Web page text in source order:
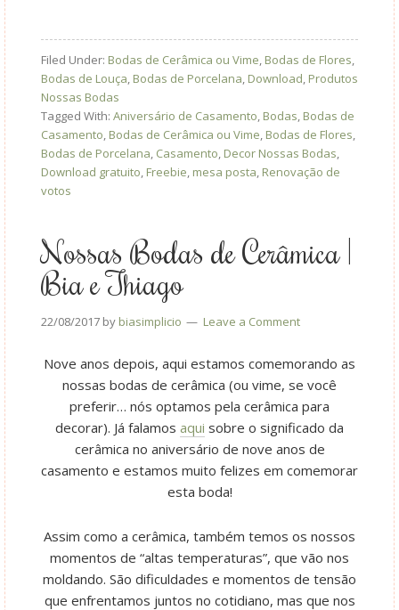
Filed Under: Bodas de Cerâmica ou Vime, Bodas de Flores,
Bodas de Louça, Bodas de Porcelana, Download, Produtos
Nossas Bodas
Tagged With: Aniversário de Casamento, Bodas, Bodas de
Casamento, Bodas de Cerâmica ou Vime, Bodas de Flores,
Bodas de Porcelana, Casamento, Decor Nossas Bodas,
Download gratuito, Freebie, mesa posta, Renovação de
votos
Nossas Bodas de Cerâmica |
Bia e Thiago
22/08/2017 by biasimplicio Leave a Comment
Nove anos depois, aqui estamos comemorando as
nossas bodas de cerâmica (ou vime, se você
preferir… nós optamos pela cerâmica para
decorar). Já falamos aqui sobre o significado da
cerâmica no aniversário de nove anos de
casamento e estamos muito felizes em comemorar
esta boda!
Assim como a cerâmica, também temos os nossos
momentos de “altas temperaturas”, que vão nos
moldando. São dificuldades e momentos de tensão
que enfrentamos juntos no cotidiano, mas que nos